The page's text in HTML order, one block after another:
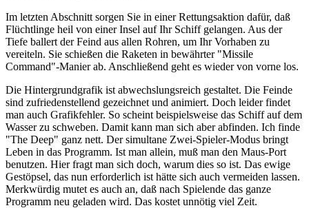
Im letzten Abschnitt sorgen Sie in einer Rettungsaktion dafür, daß
Flüchtlinge heil von einer Insel auf Ihr Schiff gelangen. Aus der
Tiefe ballert der Feind aus allen Rohren, um Ihr Vorhaben zu
vereiteln. Sie schießen die Raketen in bewährter "Missile
Command"-Manier ab. Anschließend geht es wieder von vorne los.
Die Hintergrundgrafik ist abwechslungsreich gestaltet. Die Feinde
sind zufriedenstellend gezeichnet und animiert. Doch leider findet
man auch Grafikfehler. So scheint beispielsweise das Schiff auf dem
Wasser zu schweben. Damit kann man sich aber abfinden. Ich finde
"The Deep" ganz nett. Der simultane Zwei-Spieler-Modus bringt
Leben in das Programm. Ist man allein, muß man den Maus-Port
benutzen. Hier fragt man sich doch, warum dies so ist. Das ewige
Gestöpsel, das nun erforderlich ist hätte sich auch vermeiden lassen.
Merkwürdig mutet es auch an, daß nach Spielende das ganze
Programm neu geladen wird. Das kostet unnötig viel Zeit.